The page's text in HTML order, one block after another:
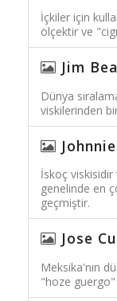
İçkiler için
ölçektir ve
Jim
Dünya
viskilerinden
İskoç
genelinde en
geçmiştir.
Jose
Meksika'nın
"hoze